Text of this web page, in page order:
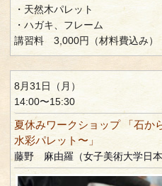
・天然木パレット
・ハガキ、フレーム
講習料 3,000円（材料費込み）
8月31日（月）
14:00〜15:30
夏休みワークショップ 「石か
水彩パレット〜」
藤野 麻由羅（女子美術大学日本